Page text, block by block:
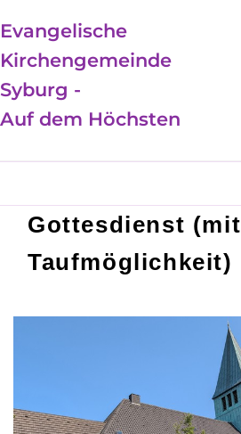
Evangelische
Kirchengemeinde
Syburg -
Auf dem Höchsten
Gottesdienst (mit
Taufmöglichkeit)